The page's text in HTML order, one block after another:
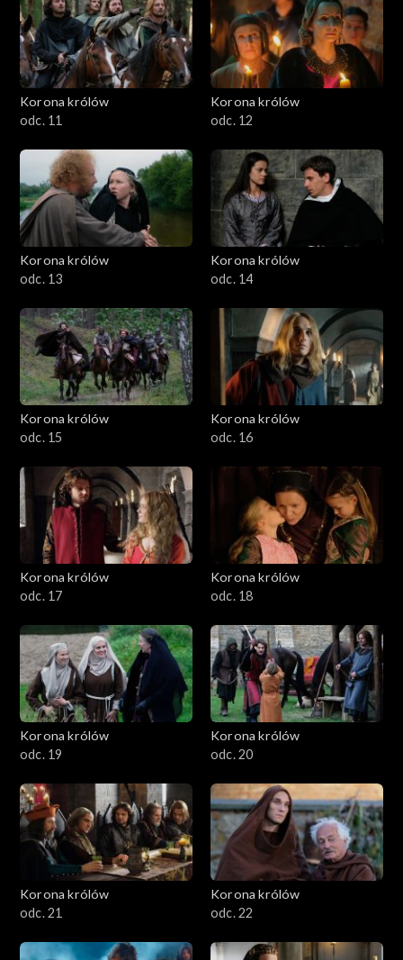
Korona królów
odc. 11
Korona królów
odc. 12
Korona królów
odc. 13
Korona królów
odc. 14
Korona królów
odc. 15
Korona królów
odc. 16
Korona królów
odc. 17
Korona królów
odc. 18
Korona królów
odc. 19
Korona królów
odc. 20
Korona królów
odc. 21
Korona królów
odc. 22